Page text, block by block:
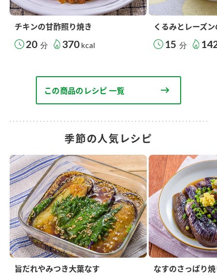
チキンの甘酢照り焼き
20 分 370 kcal
くるみとレーズ
15 分
この商品のレシピ 一覧
季節の人気レシピ
旨だれやみつき大葉なす なすのさっぱり